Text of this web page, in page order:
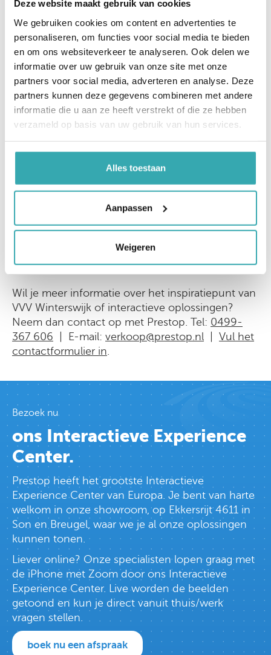
Deze website maakt gebruik van cookies
We gebruiken cookies om content en advertenties te
personaliseren, om functies voor social media te bieden
en om ons websiteverkeer te analyseren. Ook delen we
informatie over uw gebruik van onze site met onze
partners voor social media, adverteren en analyse. Deze
partners kunnen deze gegevens combineren met andere
informatie die u aan ze heeft verstrekt of die ze hebben
verzameld op basis van uw gebruik van hun services.
Alles toestaan
Aanpassen
Weigeren
Meer informatie
Wil je meer informatie over het inspiratiepunt van
VVV Winterswijk of interactieve oplossingen?
Neem dan contact op met Prestop. Tel: 0499-
367 606 | E-mail: verkoop@prestop.nl
Vul het
contactformulier in.
Bezoek nu
ons Interactieve Experience
Center.
Prestop heeft het grootste Interactieve
Experience Center van Europa. Je bent van harte
welkom in onze showroom, op Ekkersrijt 4611 in
Son en Breugel, waar we je al onze oplossingen
kunnen tonen.
Liever online? Onze specialisten lopen graag met
de iPhone met Zoom door ons Interactieve
Experience Center. Live worden de beelden
getoond en kun je direct vanuit thuis/werk
vragen stellen.
boek nu een afspraak